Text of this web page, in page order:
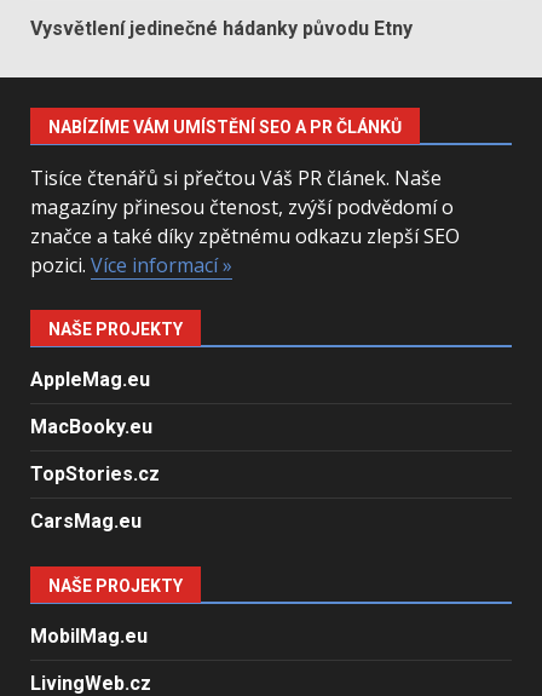
Vysvětlení jedinečné hádanky původu Etny
NABÍZÍME VÁM UMÍSTĚNÍ SEO A PR ČLÁNKŮ
Tisíce čtenářů si přečtou Váš PR článek. Naše
magazíny přinesou čtenost, zvýší podvědomí o
značce a také díky zpětnému odkazu zlepší SEO
pozici. Více informací »
NAŠE PROJEKTY
AppleMag.eu
MacBooky.eu
TopStories.cz
CarsMag.eu
NAŠE PROJEKTY
MobilMag.eu
LivingWeb.cz